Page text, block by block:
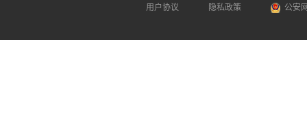
用户协议 隐私政策 公安